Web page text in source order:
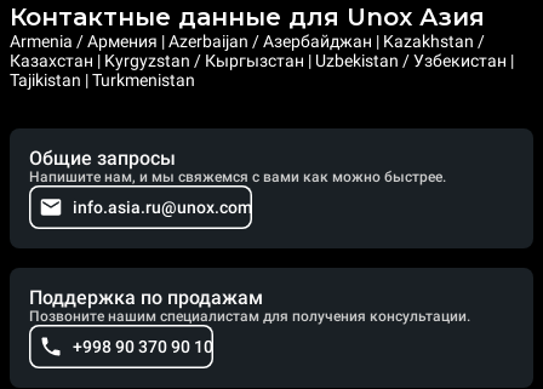
Контактные данные для Unox Азия
Armenia / Армения | Azerbaijan / Азербайджан | Kazakhstan /
Казахстан | Kyrgyzstan / Кыргызстан | Uzbekistan / Узбекистан |
Tajikistan | Turkmenistan
Общие запросы
Напишите нам, и мы свяжемся с вами как можно быстрее.
info.asia.ru@unox.com
Поддержка по продажам
Позвоните нашим специалистам для получения консультации.
+998 90 370 90 10